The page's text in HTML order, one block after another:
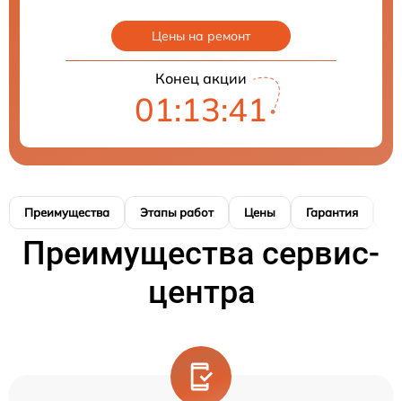
Цены на ремонт
Конец акции
01:13:40
Преимущества Этапы работ Цены Гарантия
Преимущества сервис-
центра